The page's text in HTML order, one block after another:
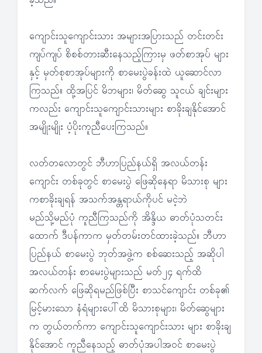
ကျောင်းသူကျောင်းသား အများအပြားသည် တင်းတင်း
ကျပ်ကျပ် စိစစ်တားဆီးနေသည့်ကြားမှ ဖတ်စာအုပ် များ
နှင့် မှတ်စုစာအုပ်များကို စာမေးပွဲခန်းထဲ ယူဆောင်လာ
ကြသည်။ ထို့အပြင် မိဘများ၊ မိတ်ဆွေ သူငယ် ချင်းများ
ကလည်း ကျောင်းသူကျောင်းသားများ စာခိုးချနိုင်အောင်
အမျိုးမျိုး ပံ့ပိုးကူညီပေးကြသည်။
လတ်တလောတွင် ဘီဟာပြည်နယ်ရှိ အလယ်တန်း
ကျောင်း တစ်ခုတွင် စာမေးပွဲ ဖြေဆိုနေရာ မိသားစု များ
ကစာခိုးချရန် အသက်အန္တရာယ်ကိုပင် မငဲ့ဘဲ
မည်သို့မည်ပုံ ကူညီကြသည်ကို အိန္ဒိယ ဓာတ်ပုံသတင်း
ထောက် ဒီပန်ကာက မှတ်တမ်းတင်ထားခဲ့သည်။ ဘီဟာ
ပြည်နယ် စာမေးပွဲ ဘုတ်အဖွဲ့က စစ်ဆေးသည့် အဆိုပါ
အလယ်တန်း စာမေးပွဲများသည် မတ်၂၄ ရက်ထိ
ဆက်လက် ဖြေဆိုရမည်ဖြစ်ပြီး စာသင်ကျောင်း တစ်ခု၏
မြင့်မားသော နံရံများပေါ်ထိ မိသားစုများ၊ မိတ်ဆွေများ
က တွယ်တက်ကာ ကျောင်းသူကျောင်းသား များ စာခိုးချ
နိုင်အောင် ကူညီနေသည့် ဓာတ်ပုံအပါအဝင် စာမေးပွဲ